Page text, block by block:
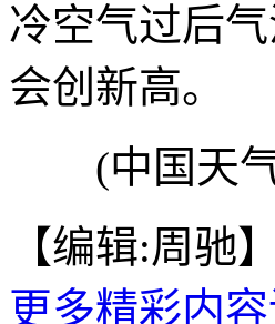
冷空气过后
会创新高。
(中国天
【编辑:周驰】
更多精彩内